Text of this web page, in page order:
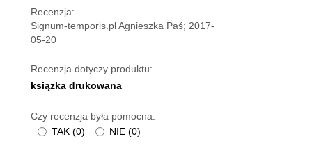
Recenzja:
Signum-temporis.pl Agnieszka Paś; 2017-
05-20
Recenzja dotyczy produktu:
ksiązka drukowana
Czy recenzja była pomocna:
TAK (0) NIE (0)